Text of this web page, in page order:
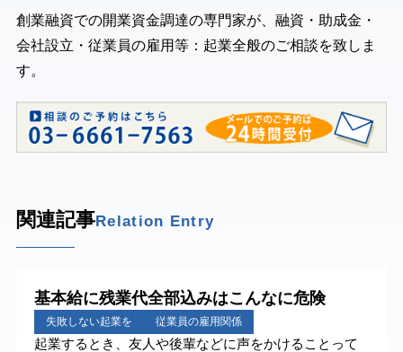
創業融資での開業資金調達の専門家が、融資・助成金・
会社設立・従業員の雇用等：起業全般のご相談を致しま
す。
関連記事Relation Entry
基本給に残業代全部込みはこんなに危険
起業するとき、友人や後輩などに声をかけることって
失敗しない起業を 従業員の雇用関係